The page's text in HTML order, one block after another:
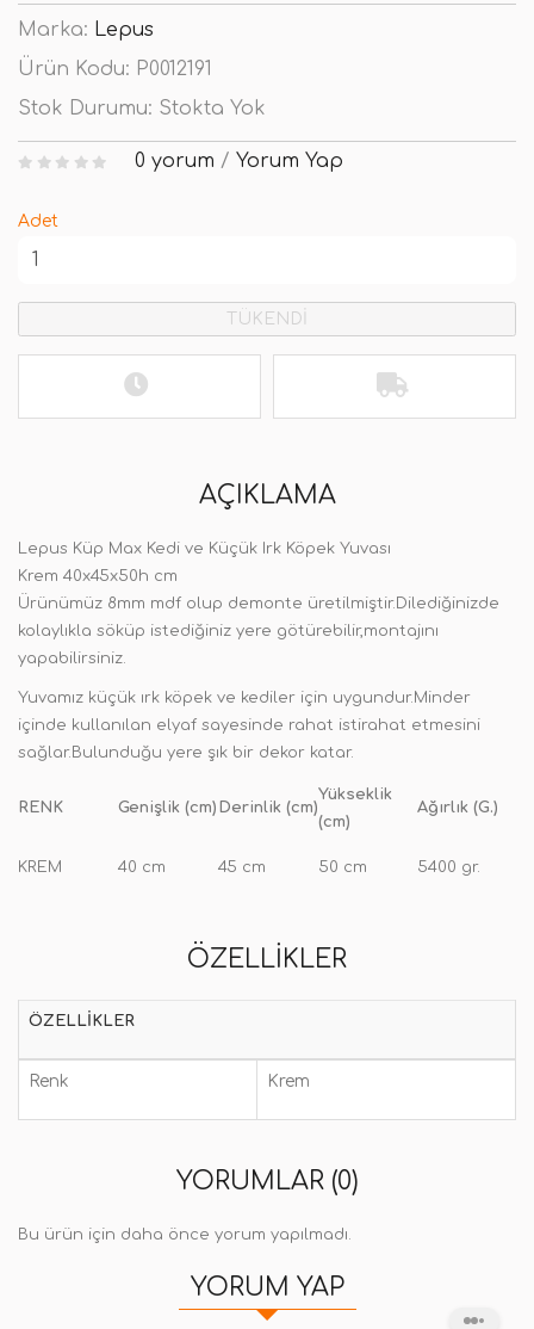
Marka: Lepus
Ürün Kodu: P0012191
Stok Durumu: Stokta Yok
0 yorum / Yorum Yap
Adet
TÜKENDİ
AÇIKLAMA
Lepus Küp Max Kedi ve Küçük Irk Köpek Yuvası
Krem 40x45x50h cm
Ürünümüz 8mm mdf olup demonte üretilmiştir.Dilediğinizde
kolaylıkla söküp istediğiniz yere götürebilir,montajını
yapabilirsiniz.
Yuvamız küçük ırk köpek ve kediler için uygundur.Minder
içinde kullanılan elyaf sayesinde rahat istirahat etmesini
sağlar.Bulunduğu yere şık bir dekor katar.
RENK Genişlik (cm) Derinlik (cm)
Yükseklik
(cm)
Ağırlık (G.)
KREM 40 cm 45 cm 50 cm 5400 gr.
ÖZELLIKLER
ÖZELLIKLER
Renk Krem
YORUMLAR (0)
Bu ürün için daha önce yorum yapılmadı.
YORUM YAP